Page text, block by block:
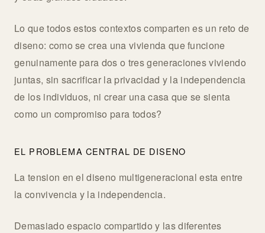
Lo que todos estos contextos comparten es un reto de
diseno: como se crea una vivienda que funcione
genuinamente para dos o tres generaciones viviendo
juntas, sin sacrificar la privacidad y la independencia
de los individuos, ni crear una casa que se sienta
como un compromiso para todos?
EL PROBLEMA CENTRAL DE DISENO
La tension en el diseno multigeneracional esta entre
la convivencia y la independencia.
Demasiado espacio compartido y las diferentes